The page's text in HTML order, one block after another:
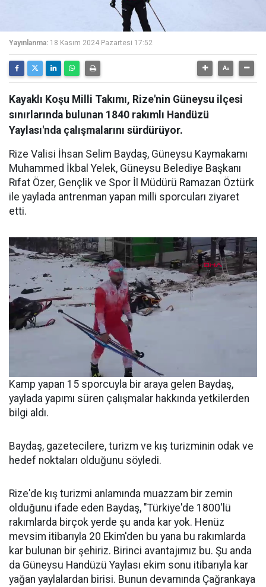
Yayınlanma: 18 Kasım 2024 Pazartesi 17:52
Kayaklı Koşu Milli Takımı, Rize'nin Güneysu ilçesi
sınırlarında bulunan 1840 rakımlı Handüzü
Yaylası'nda çalışmalarını sürdürüyor.
Rize Valisi İhsan Selim Baydaş, Güneysu Kaymakamı
Muhammed İkbal Yelek, Güneysu Belediye Başkanı
Rıfat Özer, Gençlik ve Spor İl Müdürü Ramazan Öztürk
ile yaylada antrenman yapan milli sporcuları ziyaret
etti.
Kamp yapan 15 sporcuyla bir araya gelen Baydaş,
yaylada yapımı süren çalışmalar hakkında yetkilerden
bilgi aldı.
Baydaş, gazetecilere, turizm ve kış turizminin odak ve
hedef noktaları olduğunu söyledi.
Rize'de kış turizmi anlamında muazzam bir zemin
olduğunu ifade eden Baydaş, "Türkiye'de 1800'lü
rakımlarda birçok yerde şu anda kar yok. Henüz
mevsim itibarıyla 20 Ekim'den bu yana bu rakımlarda
kar bulunan bir şehiriz. Birinci avantajımız bu. Şu anda
da Güneysu Handüzü Yaylası ekim sonu itibarıyla kar
yağan yaylalardan birisi. Bunun devamında Çağrankaya